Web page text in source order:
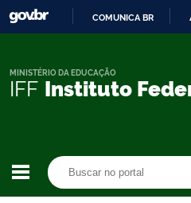
COMUNICA BR
IFF Instituto
MINISTÉRIO DA EDUCAÇÃO